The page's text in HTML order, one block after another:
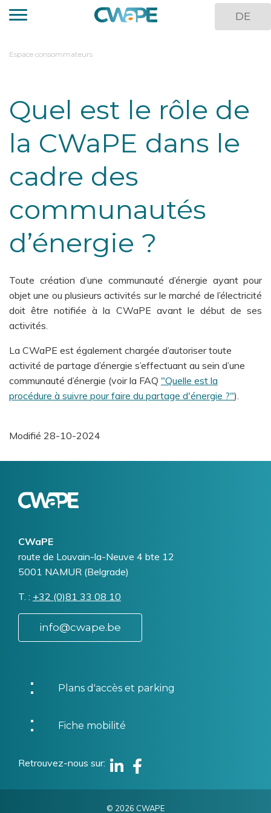
Aller
au
principal
DE
You
Espace consommateurs
Quel est le rôle de
la CWaPE dans le
cadre des
communautés
d’énergie ?
Toute création d’une communauté d’énergie ayant pour
objet une ou plusieurs activités sur le marché de l’électricité
doit être notifiée à la CWaPE avant le début de ses
activités.
La CWaPE est également chargée d’autoriser toute
activité de partage d’énergie s’effectuant au sein d’une
communauté d’énergie (voir la FAQ "Quelle est la
procédure à suivre pour faire du partage d'énergie ?").
Modifié 28-10-2024
CWaPE
Addresse
route de Louvain-la-Neuve 4 bte 12
5001 NAMUR (Belgrade)
T. Téléphone
+32 (0)81 33 08 10
info@cwape.be
Plans d'accès et parking
Fiche mobilité
Retrouvez-nous sur
Linkedin
Facebook
© 2026 CWAPE